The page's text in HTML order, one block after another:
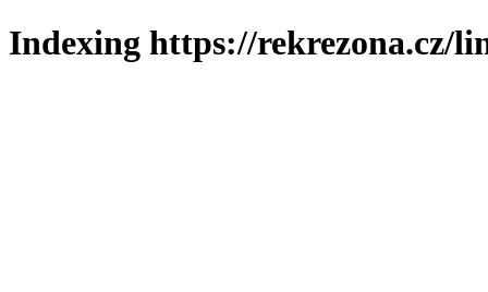
Indexing https://rekrezona.cz/